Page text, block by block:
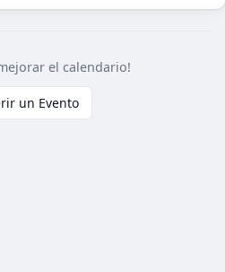
el calendario!
un Evento